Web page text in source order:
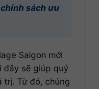
sách ưu
Saigon mới
đây sẽ giúp quý
trị. Từ đó, chúng